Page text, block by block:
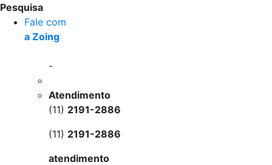
Pesquisa
Fale com
a Zoing
-
Atendimento
(11) 2191-2886
(11) 2191-2886
atendimento